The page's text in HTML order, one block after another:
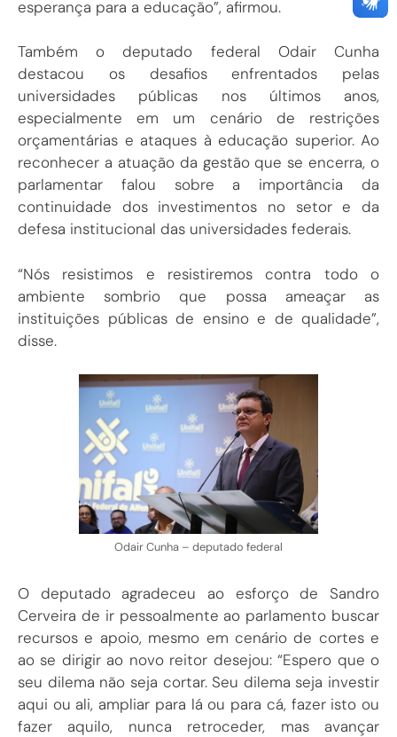
esperança para a educação”, afirmou.
Também o deputado federal Odair Cunha
destacou os desafios enfrentados pelas
universidades públicas nos últimos anos,
especialmente em um cenário de restrições
orçamentárias e ataques à educação superior. Ao
reconhecer a atuação da gestão que se encerra, o
parlamentar falou sobre a importância da
continuidade dos investimentos no setor e da
defesa institucional das universidades federais.
“Nós resistimos e resistiremos contra todo o
ambiente sombrio que possa ameaçar as
instituições públicas de ensino e de qualidade”,
disse.
Odair Cunha – deputado federal
O deputado agradeceu ao esforço de Sandro
Cerveira de ir pessoalmente ao parlamento buscar
recursos e apoio, mesmo em cenário de cortes e
ao se dirigir ao novo reitor desejou: “Espero que o
seu dilema não seja cortar. Seu dilema seja investir
aqui ou ali, ampliar para lá ou para cá, fazer isto ou
fazer aquilo, nunca retroceder, mas avançar